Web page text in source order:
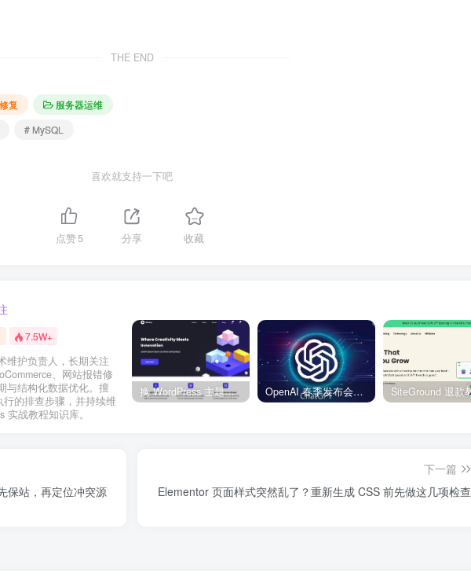
THE END
复
服务器运维
# MySQL
喜欢就支持一下吧
点赞5 分享 收藏
7.5W+
维护负责人，长期关注
、网站报错修
与结构化数据优化。擅
的排查步骤，并持续维
实战教程知识库。
换 WordPress 主题前先看这份清单：Kadence、Blocksy Pro 与 WoodMart 的实操配置教程 OpenAI 春季发布会：全新 GPT-4o 多模态模型发布，实时互动及免费用户升级全面开启
保站，再定位冲突源
下一篇
Elementor 页面样式突然乱了？重新生成 CSS 前先做这几项检查